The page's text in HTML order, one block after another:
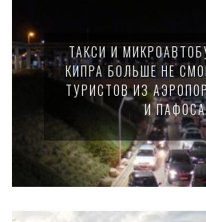
ТАКСИ И
КИПРА БОЛЬШЕ НЕ
ТУРИСТОВ ИЗ
И